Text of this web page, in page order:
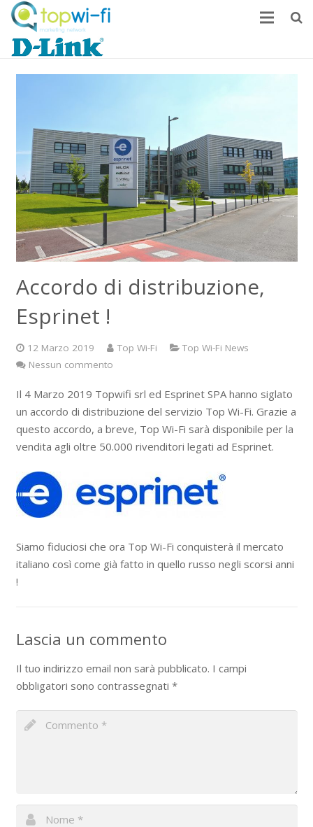
Home
Contatti
Accordo di distribuzione,
Esprinet !
12 Marzo 2019 Top Wi-Fi
Top Wi-Fi News
Nessun commento
Il 4 Marzo 2019 Topwifi srl ed Esprinet SPA hanno siglato
un accordo di distribuzione del servizio Top Wi-Fi. Grazie a
questo accordo, a breve, Top Wi-Fi sarà disponibile per la
vendita agli oltre 50.000 rivenditori legati ad Esprinet.
Siamo fiduciosi che ora Top Wi-Fi conquisterà il mercato
italiano così come già fatto in quello russo negli scorsi anni
!
Lascia un commento
Il tuo indirizzo email non sarà pubblicato. I campi
obbligatori sono contrassegnati *